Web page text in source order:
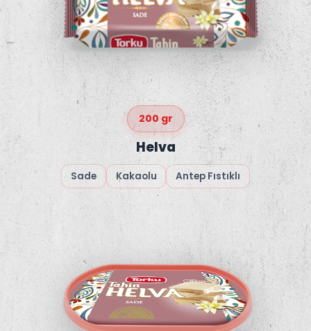
200 gr
Helva
Sade Kakaolu Antep Fıstıklı